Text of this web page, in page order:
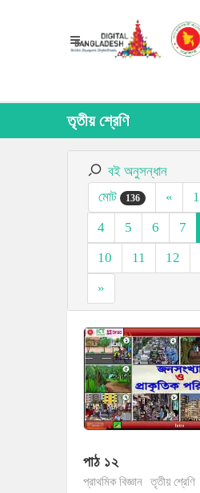
তৃতীয় শ্রেণি
বই অনুসন্ধান
মোট
136 « 1
4
5 6 7
10
11 12
»
পাঠ ১২
প্রাথমিক বিজ্ঞান তৃতীয় শ্রেণি